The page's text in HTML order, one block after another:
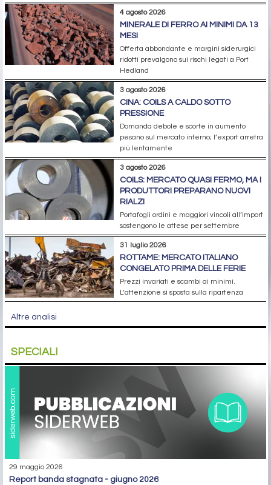
4 agosto 2026
MINERALE DI FERRO AI MINIMI DA 13
MESI
Offerta abbondante e margini siderurgici
ridotti prevalgono sui rischi legati a Port
Hedland
3 agosto 2026
CINA: COILS A CALDO SOTTO
PRESSIONE
Domanda debole e scorte in aumento
pesano sul mercato interno; l’export arretra
più lentamente
3 agosto 2026
COILS: MERCATO QUASI FERMO, MA I
PRODUTTORI PREPARANO NUOVI
RIALZI
Portafogli ordini e maggiori vincoli all’import
sostengono le attese per settembre
31 luglio 2026
ROTTAME: MERCATO ITALIANO
CONGELATO PRIMA DELLE FERIE
Prezzi invariati e scambi ai minimi.
L’attenzione si sposta sulla ripartenza
Altre analisi
SPECIALI
29 maggio 2026
report banda stagnata - giugno 2026